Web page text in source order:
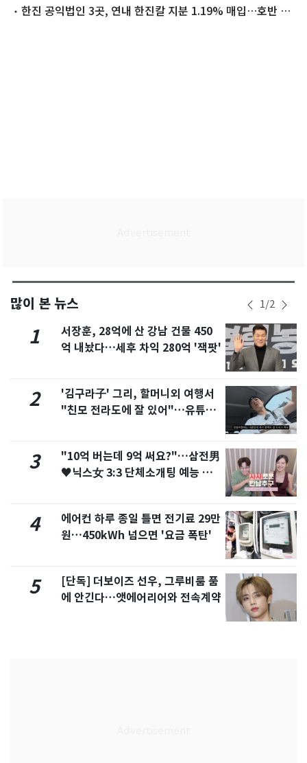
한진 공익법인 3곳, 연내 한진칼 지분 1.19% 매입…호반 공
많이 본 뉴스 1/2
1
서장훈, 28억에 산 강남 건물 450
억 내놨다…세후 차익 280억 '잭팟'
2
'김구라子' 그리, 할머니외 여행서
"친모 전라도에 잘 있어"…유튜브
3
"10억 버는데 9억 써요?"…삼전男
♥닉스女 3:3 단체소개팅 예능 화
4
에어컨 하루 종일 틀면 전기료 29만
원…450kWh 넘으면 '요금 폭탄'
5
[단독] 더보이즈 선우, 그루비룸 품
에 안긴다…앳에어리어와 전속계약